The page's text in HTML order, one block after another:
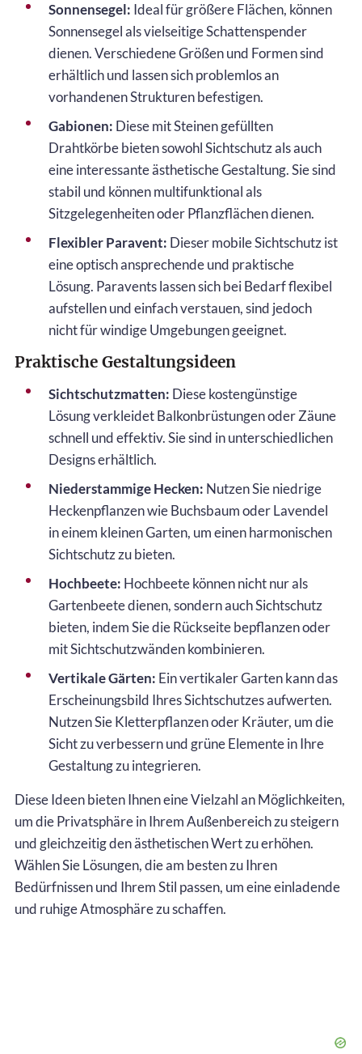
Sonnensegel: Ideal für größere Flächen, können
Sonnensegel als vielseitige Schattenspender
dienen. Verschiedene Größen und Formen sind
erhältlich und lassen sich problemlos an
vorhandenen Strukturen befestigen.
Gabionen: Diese mit Steinen gefüllten
Drahtkörbe bieten sowohl Sichtschutz als auch
eine interessante ästhetische Gestaltung. Sie sind
stabil und können multifunktional als
Sitzgelegenheiten oder Pflanzflächen dienen.
Flexibler Paravent: Dieser mobile Sichtschutz ist
eine optisch ansprechende und praktische
Lösung. Paravents lassen sich bei Bedarf flexibel
aufstellen und einfach verstauen, sind jedoch
nicht für windige Umgebungen geeignet.
Praktische Gestaltungsideen
Sichtschutzmatten: Diese kostengünstige
Lösung verkleidet Balkonbrüstungen oder Zäune
schnell und effektiv. Sie sind in unterschiedlichen
Designs erhältlich.
Niederstammige Hecken: Nutzen Sie niedrige
Heckenpflanzen wie Buchsbaum oder Lavendel
in einem kleinen Garten, um einen harmonischen
Sichtschutz zu bieten.
Hochbeete: Hochbeete können nicht nur als
Gartenbeete dienen, sondern auch Sichtschutz
bieten, indem Sie die Rückseite bepflanzen oder
mit Sichtschutzwänden kombinieren.
Vertikale Gärten: Ein vertikaler Garten kann das
Erscheinungsbild Ihres Sichtschutzes aufwerten.
Nutzen Sie Kletterpflanzen oder Kräuter, um die
Sicht zu verbessern und grüne Elemente in Ihre
Gestaltung zu integrieren.
Diese Ideen bieten Ihnen eine Vielzahl an Möglichkeiten,
um die Privatsphäre in Ihrem Außenbereich zu steigern
und gleichzeitig den ästhetischen Wert zu erhöhen.
Wählen Sie Lösungen, die am besten zu Ihren
Bedürfnissen und Ihrem Stil passen, um eine einladende
und ruhige Atmosphäre zu schaffen.